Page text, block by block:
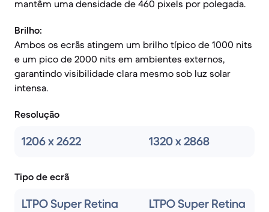
mantêm uma densidade de 460 pixels por polegada.
Brilho:
Ambos os ecrãs atingem um brilho típico de 1000 nits
e um pico de 2000 nits em ambientes externos,
garantindo visibilidade clara mesmo sob luz solar
intensa.
Resolução
1206 x 2622 1320 x 2868
Tipo de ecrã
LTPO Super Retina
LTPO Super Retina